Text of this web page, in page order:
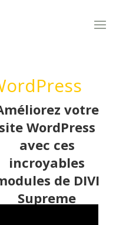
votre
site WordPress
avec ces
incroyables
de DIVI
Supreme